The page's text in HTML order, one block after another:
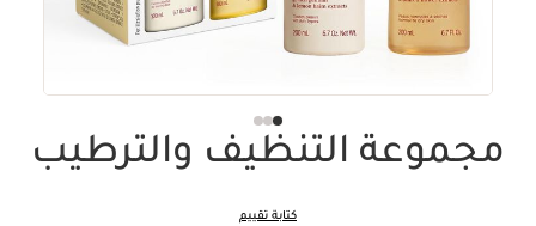
مجموعة التنظيف والترطيب
كتابة تقييم